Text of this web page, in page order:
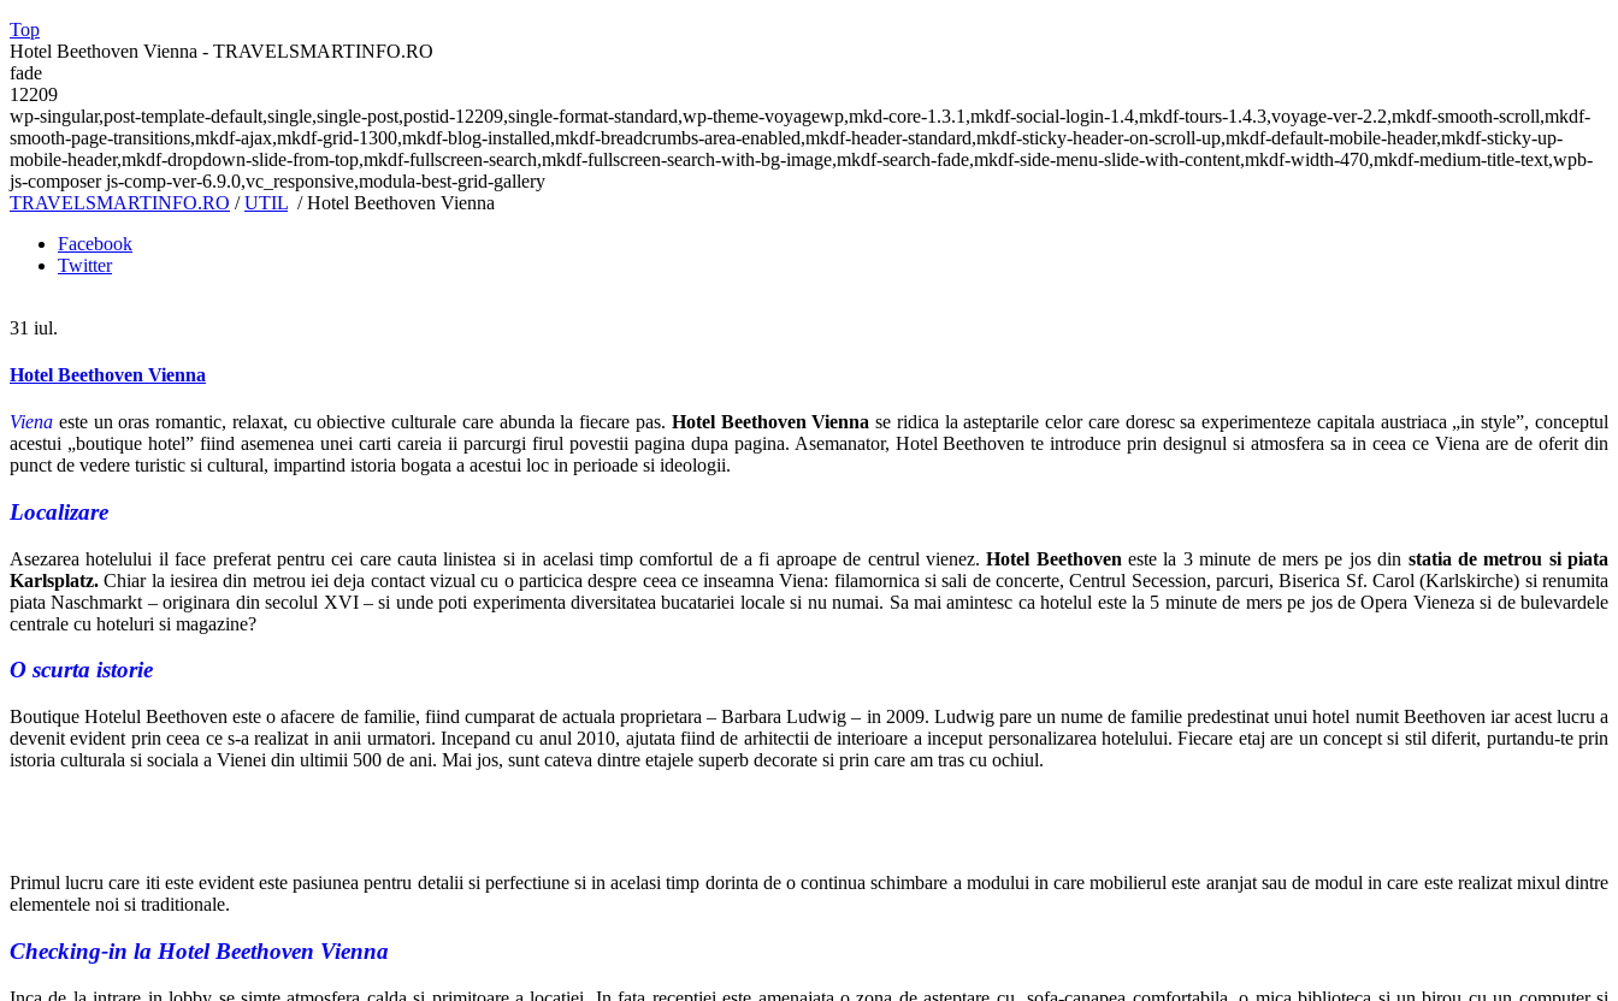
Top
Hotel Beethoven Vienna - TRAVELSMARTINFO.RO
fade
12209
wp-singular,post-template-default,single,single-post,postid-12209,single-format-standard,wp-theme-voyagewp,mkd-core-1.3.1,mkdf-social-login-1.4,mkdf-tours-1.4.3,voyage-ver-2.2,mkdf-smooth-scroll,mkdf-
smooth-page-transitions,mkdf-ajax,mkdf-grid-1300,mkdf-blog-installed,mkdf-breadcrumbs-area-enabled,mkdf-header-standard,mkdf-sticky-header-on-scroll-up,mkdf-default-mobile-header,mkdf-sticky-up-
mobile-header,mkdf-dropdown-slide-from-top,mkdf-fullscreen-search,mkdf-fullscreen-search-with-bg-image,mkdf-search-fade,mkdf-side-menu-slide-with-content,mkdf-width-470,mkdf-medium-title-text,wpb-
js-composer js-comp-ver-6.9.0,vc_responsive,modula-best-grid-gallery
TRAVELSMARTINFO.RO /UTIL /Hotel Beethoven Vienna
Facebook
Twitter
31 iul.
Hotel Beethoven Vienna
Viena este un oras romantic, relaxat, cu obiective culturale care abunda la fiecare pas. Hotel Beethoven Vienna se ridica la asteptarile celor care doresc sa experimenteze capitala austriaca „in style”, conceptul
acestui „boutique hotel” fiind asemenea unei carti careia ii parcurgi firul povestii pagina dupa pagina. Asemanator, Hotel Beethoven te introduce prin designul si atmosfera sa in ceea ce Viena are de oferit din
punct de vedere turistic si cultural, impartind istoria bogata a acestui loc in perioade si ideologii.
Localizare
Asezarea hotelului il face preferat pentru cei care cauta linistea si in acelasi timp comfortul de a fi aproape de centrul vienez.Hotel Beethoven este la 3 minute de mers pe jos din statia de metrou si piata
Karlsplatz.Chiar la iesirea din metrou iei deja contact vizual cu o particica despre ceea ce inseamna Viena: filamornica si sali de concerte, Centrul Secession, parcuri, Biserica Sf. Carol (Karlskirche) si renumita
piata Naschmarkt – originara din secolul XVI – si unde poti experimenta diversitatea bucatariei locale si nu numai. Sa mai amintesc ca hotelul este la 5 minute de mers pe jos de Opera Vieneza si de bulevardele
centrale cu hoteluri si magazine?
O scurta istorie
Boutique Hotelul Beethoven este o afacere de familie, fiind cumparat de actuala proprietara – Barbara Ludwig – in 2009. Ludwig pare un nume de familie predestinat unui hotel numit Beethoven iar acest lucru a
devenit evident prin ceea ce s-a realizat in anii urmatori. Incepand cu anul 2010, ajutata fiind de arhitectii de interioare a inceput personalizarea hotelului. Fiecare etaj are un concept si stil diferit, purtandu-te prin
istoria culturala si sociala a Vienei din ultimii 500 de ani. Mai jos, sunt cateva dintre etajele superb decorate si prin care am tras cu ochiul.
Primul lucru care iti este evident este pasiunea pentru detalii si perfectiune si in acelasi timp dorinta de o continua schimbare a modului in care mobilierul este aranjat sau de modul in care este realizat mixul dintre
elementele noi si traditionale.
Checking-in la Hotel Beethoven Vienna